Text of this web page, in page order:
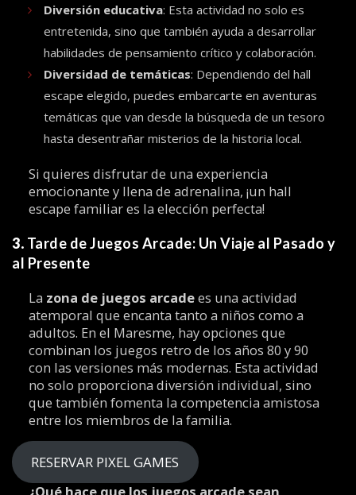
Diversión educativa: Esta actividad no solo es
entretenida, sino que también ayuda a desarrollar
habilidades de pensamiento crítico y colaboración.
Diversidad de temáticas: Dependiendo del hall
escape elegido, puedes embarcarte en aventuras
temáticas que van desde la búsqueda de un tesoro
hasta desentrañar misterios de la historia local.
Si quieres disfrutar de una experiencia
emocionante y llena de adrenalina, ¡un hall
escape familiar es la elección perfecta!
3. Tarde de Juegos Arcade: Un Viaje al Pasado y
al Presente
La zona de juegos arcadees una actividad
atemporal que encanta tanto a niños como a
adultos. En el Maresme, hay opciones que
combinan los juegos retro de los años 80 y 90
con las versiones más modernas. Esta actividad
no solo proporciona diversión individual, sino
que también fomenta la competencia amistosa
entre los miembros de la familia.
RESERVAR PIXEL GAMES